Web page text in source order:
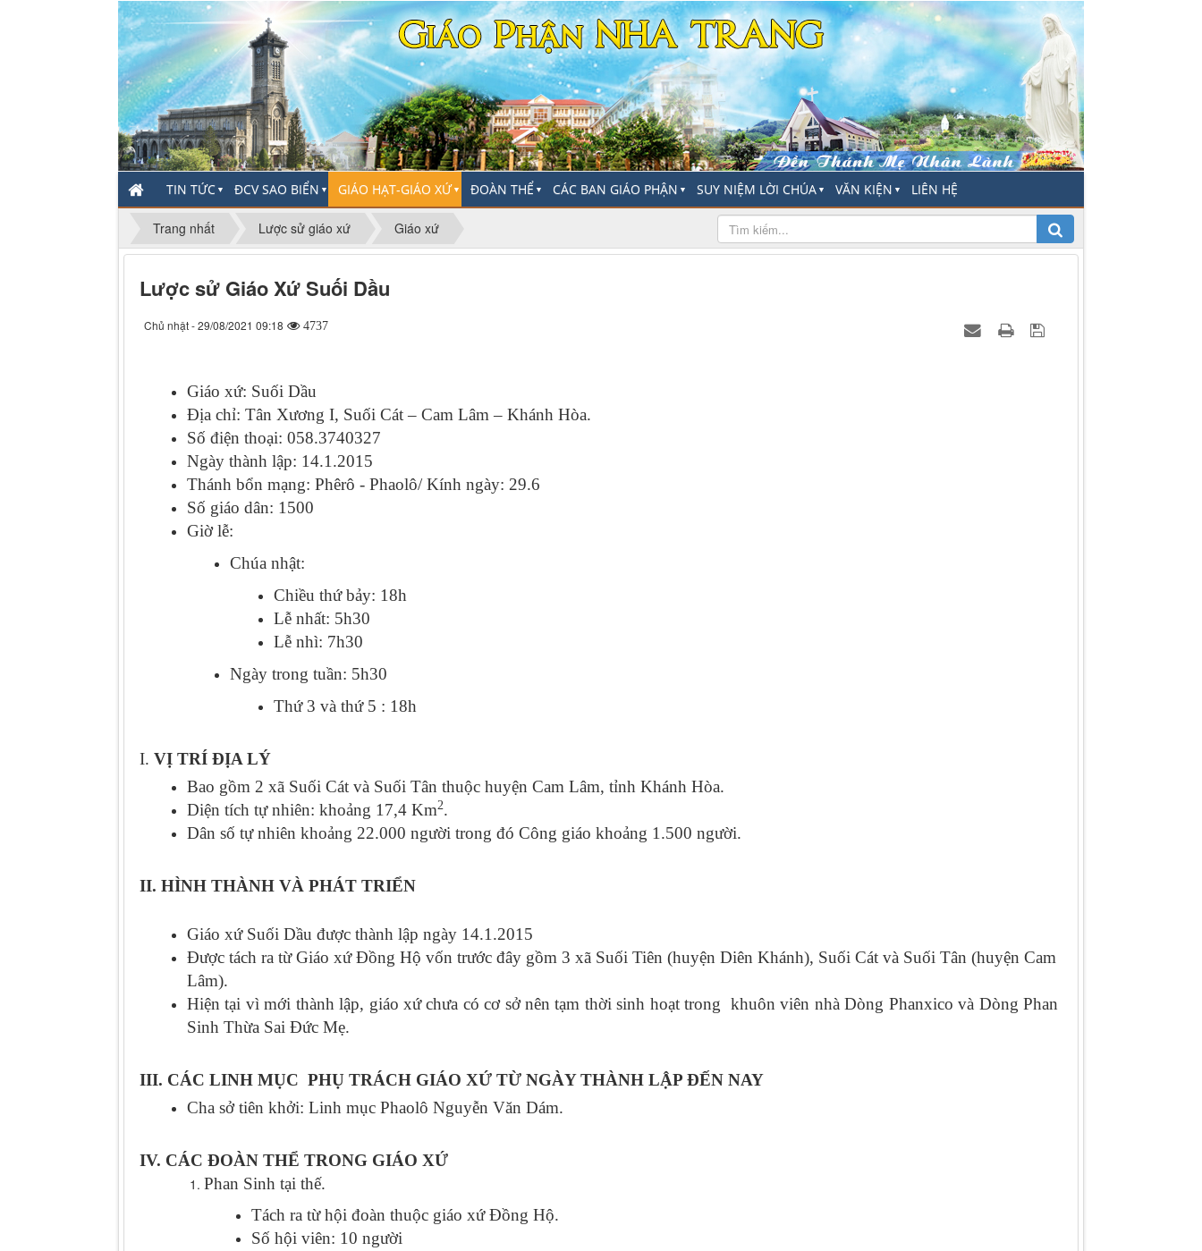
TIN TỨC ▼ ĐCV SAO BIỂN ▼ GIÁO HẠT-GIÁO XỨ▼ ĐOÀN THỂ ▼ CÁC BAN GIÁO PHẬN ▼ SUY NIỆM LỜI CHÚA ▼ VĂN KIỆN ▼ LIÊN HỆ
Trang nhất Lược sử giáo xứ Giáo xứ
Lược sử Giáo Xứ Suối Dầu
Chủ nhật - 29/08/2021 09:18 4737
Giáo xứ: Suối Dầu
Địa chỉ: Tân Xương I, Suối Cát – Cam Lâm – Khánh Hòa.
Số điện thoại: 058.3740327
Ngày thành lập: 14.1.2015
Thánh bổn mạng: Phêrô - Phaolô/ Kính ngày: 29.6
Số giáo dân: 1500
Giờ lễ:
Chúa nhật:
Chiều thứ bảy: 18h
Lễ nhất: 5h30
Lễ nhì: 7h30
Ngày trong tuần: 5h30
Thứ 3 và thứ 5 : 18h
I. VỊ TRÍ ĐỊA LÝ
Bao gồm 2 xã Suối Cát và Suối Tân thuộc huyện Cam Lâm, tỉnh Khánh Hòa.
Diện tích tự nhiên: khoảng 17,4 Km2.
Dân số tự nhiên khoảng 22.000 người trong đó Công giáo khoảng 1.500 người.
II. HÌNH THÀNH VÀ PHÁT TRIỂN
Giáo xứ Suối Dầu được thành lập ngày 14.1.2015
Được tách ra từ Giáo xứ Đồng Hộ vốn trước đây gồm 3 xã Suối Tiên (huyện Diên Khánh), Suối Cát và Suối Tân (huyện Cam
Lâm).
Hiện tại vì mới thành lập, giáo xứ chưa có cơ sở nên tạm thời sinh hoạt trong khuôn viên nhà Dòng Phanxico và Dòng Phan
Sinh Thừa Sai Đức Mẹ.
III. CÁC LINH MỤC PHỤ TRÁCH GIÁO XỨ TỪ NGÀY THÀNH LẬP ĐẾN NAY
Cha sở tiên khởi: Linh mục Phaolô Nguyễn Văn Dám.
IV. CÁC ĐOÀN THỂ TRONG GIÁO XỨ
Phan Sinh tại thế.
Tách ra từ hội đoàn thuộc giáo xứ Đồng Hộ.
Số hội viên: 10 người